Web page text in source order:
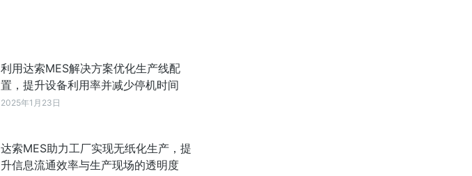
利用达索MES解决方案优化生产线配
置，提升设备利用率并减少停机时间
2025年1月23日
达索MES助力工厂实现无纸化生产，提
升信息流通效率与生产现场的透明度